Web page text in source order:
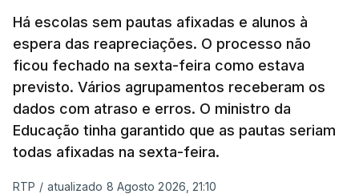
Há escolas sem pautas afixadas e alunos à
espera das reapreciações. O processo não
ficou fechado na sexta-feira como estava
previsto. Vários agrupamentos receberam os
dados com atraso e erros. O ministro da
Educação tinha garantido que as pautas seriam
todas afixadas na sexta-feira.
RTP / atualizado 8 Agosto 2026, 21:10